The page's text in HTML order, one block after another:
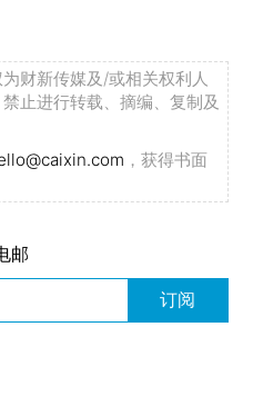
财新传媒及/或相关权利人
止进行转载、摘编、复制及
，获得书面
邮
订阅